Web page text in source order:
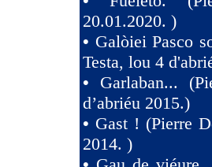
20.01.2020. )
• Galòiei Pasco
Testa, lou 4
• Garlaban...
d’abriéu 2015.)
• Gast ! (Pierre
2014. )